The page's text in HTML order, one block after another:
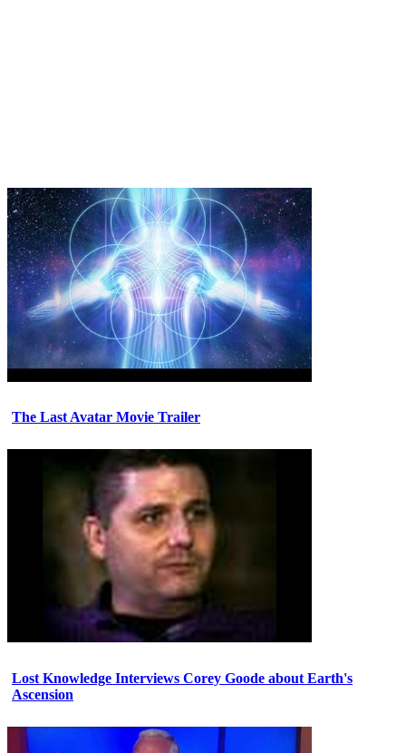
The Last Avatar Movie Trailer
Lost Knowledge Interviews Corey Goode about Earth's
Ascension